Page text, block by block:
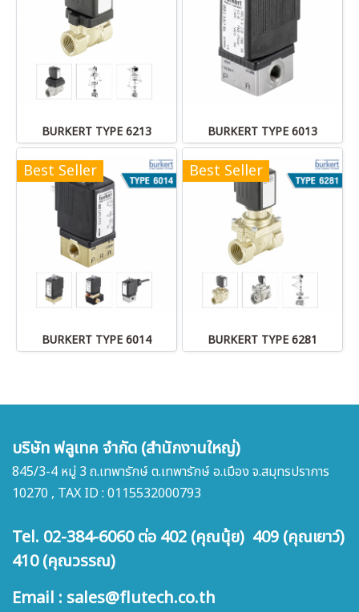
BURKERT TYPE 6213 BURKERT TYPE 6013
Best Seller
BURKERT TYPE 6014
Best Seller
BURKERT TYPE 6281
บริษัท ฟลูเทค จำกัด (สำนักงานใหญ่)
845/3-4 หมู่ 3 ถ.เทพารักษ์ ต.เทพารักษ์ อ.เมือง จ.สมุทรปราการ
10270 , TAX ID : 0115532000793
Tel. 02-384-6060 ต่อ 402 (คุณนุ้ย) 409 (คุณเยาว์)
410 (คุณวรรณ)
Email : sales@flutech.co.th